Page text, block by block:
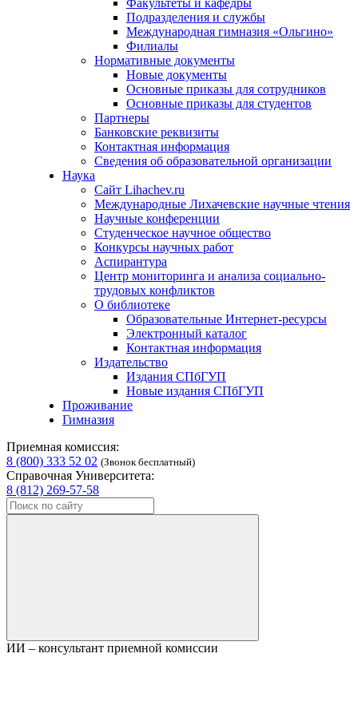
Факультеты и кафедры
Подразделения и службы
Международная гимназия «Ольгино»
Филиалы
Нормативные документы
Новые документы
Основные приказы для сотрудников
Основные приказы для студентов
Партнеры
Банковские реквизиты
Контактная информация
Сведения об образовательной организации
Наука
Сайт Lihachev.ru
Международные Лихачевские научные чтения
Научные конференции
Студенческое научное общество
Конкурсы научных работ
Аспирантура
Центр мониторинга и анализа социально-
трудовых конфликтов
О библиотеке
Образовательные Интернет-ресурсы
Электронный каталог
Контактная информация
Издательство
Издания СПбГУП
Новые издания СПбГУП
Проживание
Гимназия
Приемная комиссия:
8 (800) 333 52 02 (Звонок бесплатный)
Справочная Университета:
8 (812) 269-57-58
ИИ – консультант приемной комиссии